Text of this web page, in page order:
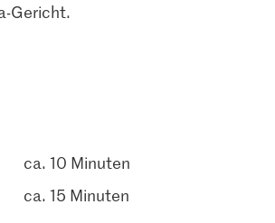
Gericht.
ca. 10 Minuten
ca. 15 Minuten